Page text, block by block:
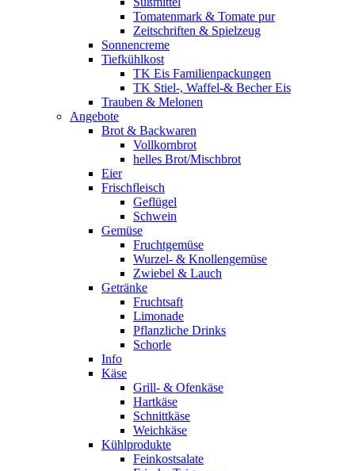
Tomatenmark & Tomate pur
Zeitschriften & Spielzeug
Sonnencreme
Tiefkühlkost
TK Eis Familienpackungen
TK Stiel-, Waffel-& Becher Eis
Trauben & Melonen
Angebote
Brot & Backwaren
Vollkornbrot
helles Brot/Mischbrot
Eier
Frischfleisch
Geflügel
Schwein
Gemüse
Fruchtgemüse
Wurzel- & Knollengemüse
Zwiebel & Lauch
Getränke
Fruchtsaft
Limonade
Pflanzliche Drinks
Schorle
Info
Käse
Grill- & Ofenkäse
Hartkäse
Schnittkäse
Weichkäse
Kühlprodukte
Feinkostsalate